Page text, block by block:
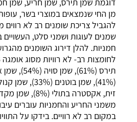
שנמצאים במוצרי בשר, עופות וחלב.
לעוגות ושמני סלט, העשויים בעיקר
להלן דירוג השומנים מהגרוע ביותר
החריע והחמניות עוברים עיבוד כדי
רב לא רוויים. בידקו על התוויות.